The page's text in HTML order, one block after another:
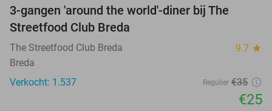
3-gangen 'around the world'-diner bij The
Streetfood Club Breda
The Streetfood Club Breda 9.7 star
Breda
Verkocht: 1.537
Regulier €35
€25